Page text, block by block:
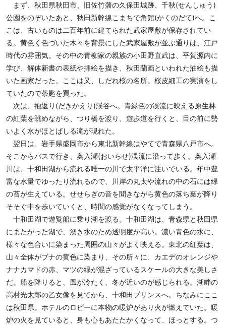
まず、秋田県秋田市、旧佐竹藩の久保田城跡、千秋(せんしゅう)
公園をのぞいたあと、秋田新幹線こまちで角館(かくのだて)へ。こ
こは、古いものは二百年前に建てられた武家屋敷が保存されてい
る。黄色く色づいた木々を背景にした武家屋敷が並ぶ通りは、江戸
時代の雰囲気。その中の青柳家の親族の小田野直武は、平賀源内に
学び、解体新書の表紙や挿絵を描き、秋田蘭画といわれた油絵も描
いた画家だった。ここは又、しだれ桜の名所。桜皮細工の実演をし
ていたので茶匙を買った。
次は、抱返り(だきかえり)渓谷へ。青緑色の渓流に映える原生林
の紅葉を眺めながら、つり橋を渡り、遊歩道を行くと、目の前に勢
いよく水がほとばしる滝が現れた。
翌日は、岩手県盛岡市から東北新幹線はやてで青森県八戸市へ。
そこからバスで行き、奥入瀬(おいらせ)渓流に沿って歩く。奥入瀬
川は、十和田湖から流れる唯一の川で太平洋に注いでいる。年中豊
富な水量でゆったり流れるので、川岸の丸太や流れの中の石には緑
の苔が生えている。せせらぎの音を聞きながら黄色の落ち葉が降り
そそぐ中を歩いていくと、時間の感覚がなくなってしまう。
十和田湖で遊覧船に乗り湖を渡る。十和田湖は、青森県と秋田県
にまたがった湖で、湧き水のため透明度が高い。濃い青色の水に、
様々な色合いに染まった周囲の山々がよく映える。東北の紅葉は、
山々全体がブナの黄色に染まり、その所々に、カエデのオレンジや
ナナカマドの赤、マツの緑が混ざっているスケールの大きな美しさ
だ。船を降りると、風が冷たく、冬が近いのが感じられる。湖畔の
高村光太郎の乙女像を見てから、十和田プリンスへ。ちなみにここ
は秋田県。ホテルのロビーに本物の暖炉があり火が燃えていた。暖
炉の火を見ていると、身も心もあたたかくなって、ほっとする。つ